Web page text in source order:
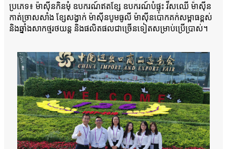
ប្រភេទ៖ ម៉ាស៊ីនកិនមុំ ឧបករណ៍ឥតខ្សែ ឧបករណ៍បំផ្ទុះ វីសឈើ ម៉ាស៊ីន
កាត់ច្រាសសាំង ខ្សែសង្វាក់ ម៉ាស៊ីនបូមធូលី ម៉ាស៊ីនបោកគក់សម្ពាធខ្ពស់
និងឆ្នាំងសាកថ្មរថយន្ត និងផលិតផលជាច្រើនទៀតសម្រាប់ប្រើប្រាស់។